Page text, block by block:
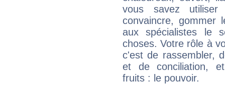
vous savez
convaincre, gommer
aux spécialistes le
choses. Votre rôle à
c'est de rassembler,
et de conciliation,
fruits : le pouvoir.